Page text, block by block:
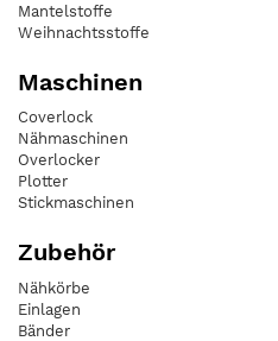
Mantelstoffe
Weihnachtsstoffe
Maschinen
Coverlock
Nähmaschinen
Overlocker
Plotter
Stickmaschinen
Zubehör
Nähkörbe
Einlagen
Bänder